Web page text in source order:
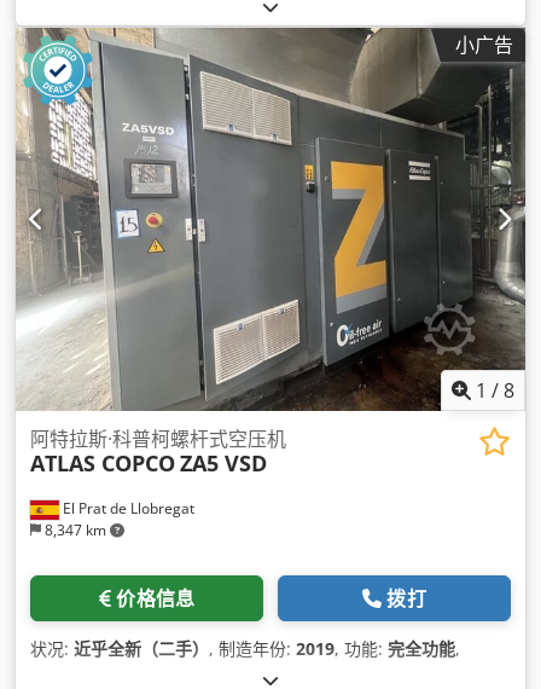
小广告
1 /8
El Prat de Llobregat
8,347 km
阿特拉斯·科普柯螺杆式空压机
ATLAS COPCOZA5 VSD
价格信息 拨打
状况: 近乎全新（二手） , 制造年份: 2019, 功能: 完全功能,